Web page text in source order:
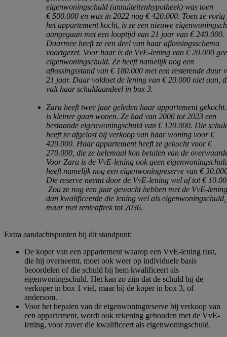
eigenwoningschuld (annuïteitenhypotheek) was toen
€ 500.000 en was in 2022 nog € 420.000. Toen ze
het appartement kocht, is ze een nieuwe
aangegaan met een looptijd van 21 jaar van € 240.000.
Daarmee heeft ze een deel van haar aflossingsschema
voortgezet. Voor haar is de VvE-lening van € 20.000
eigenwoningschuld. Ze heeft namelijk nog een
aflossingsstand van € 180.000 met een resterende duur
21 jaar. Daar voldoet de lening van € 20.000 niet aan,
valt haar schuldaandeel in box 3.
Zara heeft twee jaar geleden haar appartement
is kleiner gaan wonen. Ze had van 2006 tot 2023 een
bestaande eigenwoningschuld van € 120.000. Die
heeft ze afgelost bij verkoop van haar woning voor €
420.000. Haar appartement heeft ze gekocht voor €
270.000, die ze helemaal kon betalen van de
Voor Zara is de VvE-lening ook geen
heeft namelijk nog een eigenwoningreserve van €
Die reserve neemt door de VvE-lening wel af tot €
Zou ze nog een jaar gewacht hebben met de VvE-
dan kwalificeerde die lening wel als eigenwoningschuld,
maar met renteaftrek tot 2036.
Extra aandachtspunten bij dit standpunt:
De koper van een appartement waarop een VvE-lening rust,
die hij overneemt, moet ook weer op individuele basis
beoordelen of die schuld bij hem kwalificeert als
eigenwoningschuld. Het kan zo zijn dat de schuld bij de
verkoper in box 1 viel, maar bij de koper in box 3, of
andersom.
Voor het bepalen van de eigenwoningreserve bij verkoop van
een appartement, wordt ook rekening gehouden met de VvE-
lening, voor zover die kwalificeert als eigenwoningschuld.